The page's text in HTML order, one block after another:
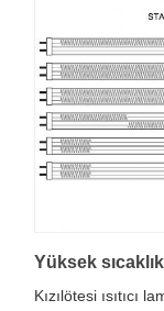
Yüksek
Kızılötesi ısıtıcı